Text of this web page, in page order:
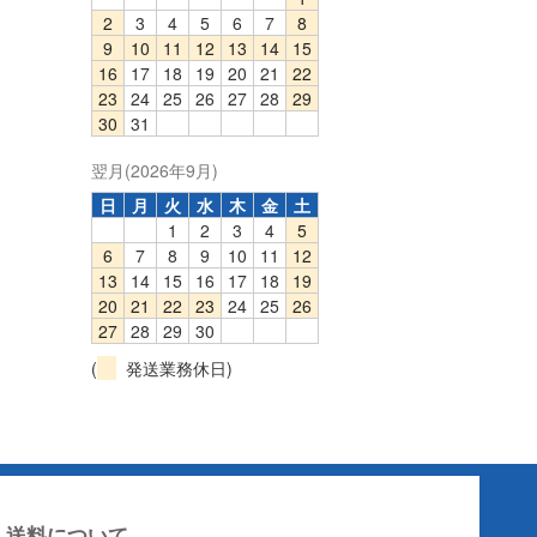
2
3 4 5 6 7
8
9
10 11 12 13 14 15
16
17 18 19 20 21
22
23 24 25 26 27 28 29
30 31
翌月(2026年9月)
日
月 火 水 木 金
土
1
2 3 4
5
6
7 8 9 10 11
12
13
14 15 16 17 18
19
20 21 22 23 24 25 26
27 28 29 30
(
発送業務休日)